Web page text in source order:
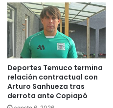
a
r
a
b
n
e
r
a
h
u
e
g
u
e
e
r
a
Deportes Temuco termina
relación contractual con
Arturo Sanhueza tras
derrota ante Copiapó